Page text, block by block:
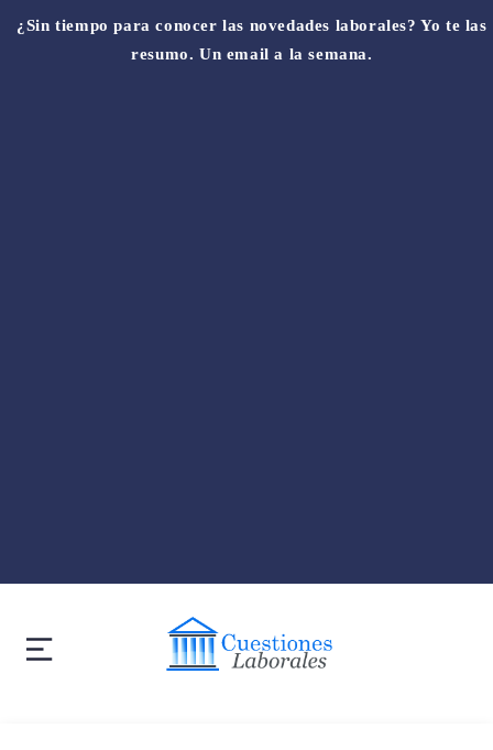
¿Sin tiempo para conocer las novedades laborales? Yo te las
resumo. Un email a la semana.